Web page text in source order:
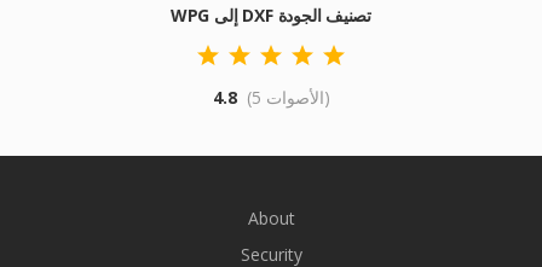
WPG إلى DXF تصنيف الجودة
4.8 (5 الأصوات)
About
Security